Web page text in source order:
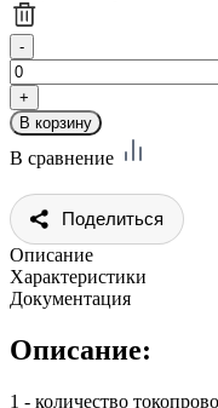
В сравнение
Поделиться
Описание
Характеристики
Документация
Описание:
1 - количество